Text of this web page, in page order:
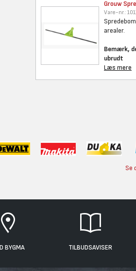
Grouw
Vare-nr.:
arealer.
Bemærk,
ubrudt
Læs mere
Se
BYGMA TILBUDSAVISER